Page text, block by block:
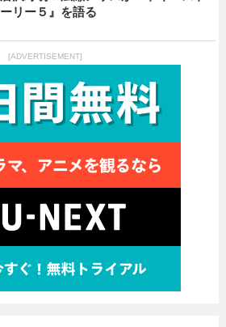
ーリー５』を語る
[ADVERTISEMENT]